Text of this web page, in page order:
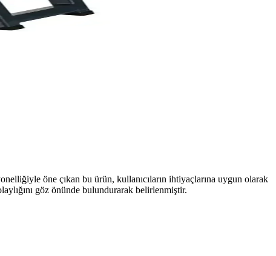
öne çıkan bu ürün, kullanıcıların ihtiyaçlarına uygun olarak
göz önünde bulundurarak belirlenmiştir.